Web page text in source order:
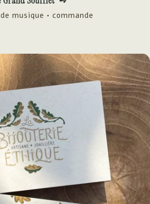
musique • commande